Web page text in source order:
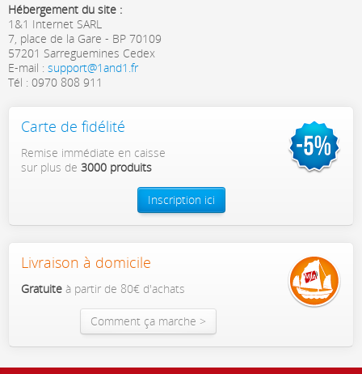
Hébergement du site :
1&1 Internet SARL
7, place de la Gare - BP 70109
57201 Sarreguemines Cedex
E-mail : support@1and1.fr
Tél : 0970 808 911
Carte de fidélité
Remise immédiate en caisse
sur plus de 3000 produits
Inscription ici
Livraison à domicile
Gratuite à partir de 80€ d'achats
Comment ça marche >